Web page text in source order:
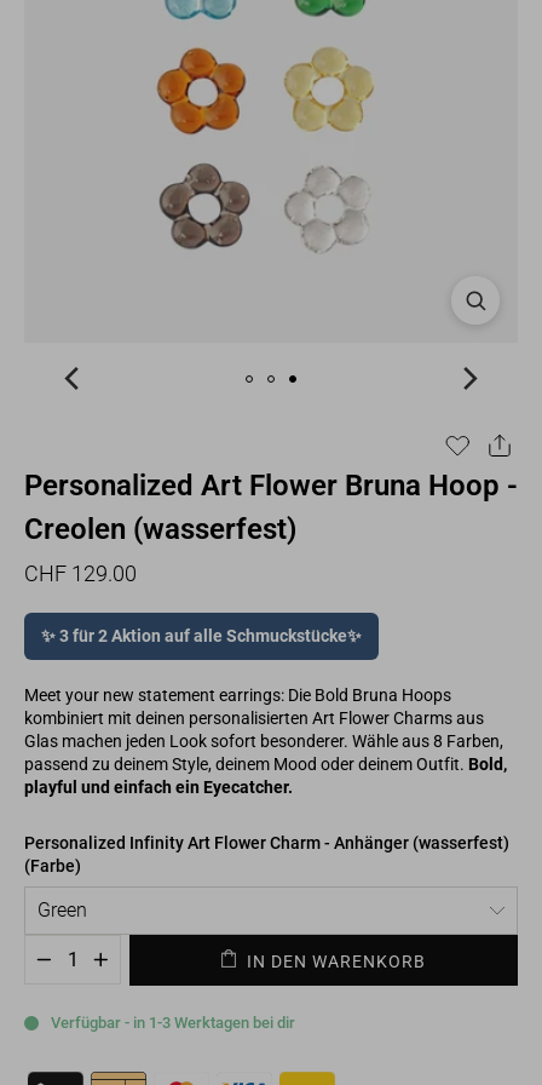
Personalized Art Flower Bruna Hoop -
Creolen (wasserfest)
Normaler
Sonderpreis
CHF 129.00
✨ 3 für 2 Aktion auf alle Schmuckstücke✨
Meet your new statement earrings: Die Bold Bruna Hoops
kombiniert mit deinen personalisierten Art Flower Charms aus
Glas machen jeden Look sofort besonderer. Wähle aus 8 Farben,
passend zu deinem Style, deinem Mood oder deinem Outfit. Bold,
playful und einfach ein Eyecatcher.
Personalized Infinity Art Flower Charm - Anhänger (wasserfest)
(Farbe)
IN DEN WARENKORB
Verfügbar - in 1-3 Werktagen bei dir